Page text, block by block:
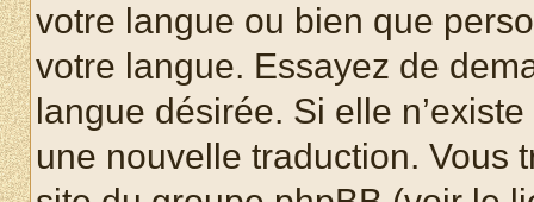
votre langue ou bien que
votre langue. Essayez de
langue désirée. Si elle
une nouvelle traduction. Vous